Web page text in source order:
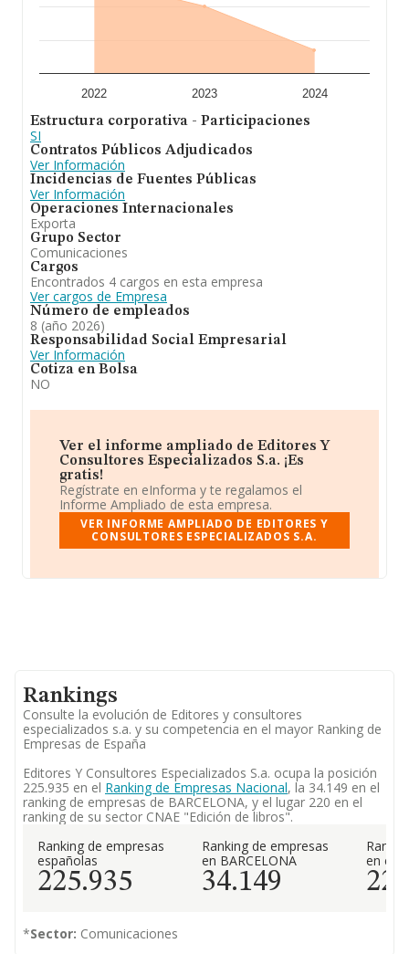
2022 2023 2024
Estructura corporativa - Participaciones
SI
Contratos Públicos Adjudicados
Ver Información
Incidencias de Fuentes Públicas
Ver Información
Operaciones Internacionales
Exporta
Grupo Sector
Comunicaciones
Cargos
Encontrados 4 cargos en esta empresa
Ver cargos de Empresa
Número de empleados
8 (año 2026)
Responsabilidad Social Empresarial
Ver Información
Cotiza en Bolsa
NO
Ver el informe ampliado de Editores Y
Consultores Especializados S.a. ¡Es
gratis!
Regístrate en eInforma y te regalamos el
Informe Ampliado de esta empresa.
VER INFORME AMPLIADO DE EDITORES Y
CONSULTORES ESPECIALIZADOS S.A.
Rankings
Consulte la evolución de Editores y consultores
especializados s.a. y su competencia en el mayor Ranking de
Empresas de España
Editores Y Consultores Especializados S.a. ocupa la posición
225.935 en el Ranking de Empresas Nacional, la 34.149 en el
ranking de empresas de BARCELONA, y el lugar 220 en el
ranking de su sector CNAE "Edición de libros".
Ranking de empresas
españolas
225.935
Ranking de empresas
en BARCELONA
34.149
en el
220
*Sector: Comunicaciones